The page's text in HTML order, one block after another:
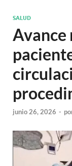
SALUD
Avance
junio 26, 2026 -